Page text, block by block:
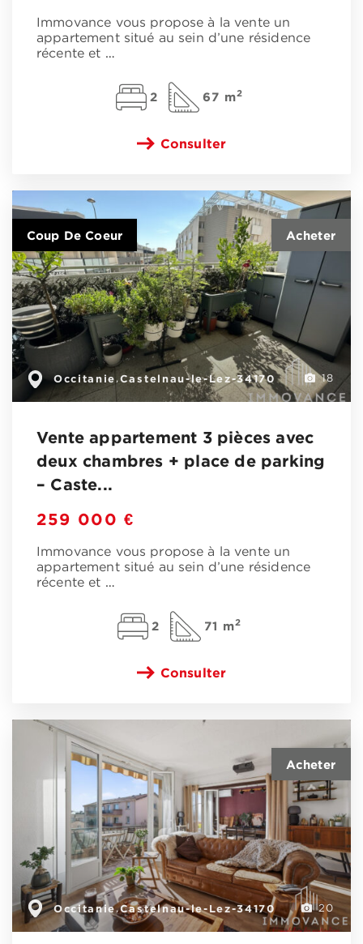
Immovance vous propose à la vente un
appartement situé au sein d’une résidence
récente et …
2 67 m2
Consulter
18
Occitanie ,Castelnau-le-Lez-34170
Coup De Coeur
Vente appartement 3 pièces avec
deux chambres + place de parking
– Caste...
259 000 €
Immovance vous propose à la vente un
appartement situé au sein d’une résidence
récente et …
2 71 m2
Consulter
20
Occitanie,Castelnau-le-Lez-34170